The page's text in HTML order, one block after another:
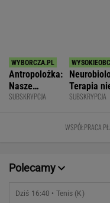
Antropolożka:
Nasze
społeczeństwo
SUBSKRYPCJA
Terapia
konieczna.
zmianę
SUBSKRYPCJA
WSPÓŁPRACA
Polecamy
Dziś 16:40 • Tenis (K)